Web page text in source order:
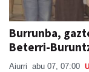
Burrunba,
Beterri-
Aiurri abu 07, 07:00